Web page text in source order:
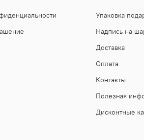
Упаковка
Надпись на
Доставка
Оплата
Контакты
Полезная
Дисконтные